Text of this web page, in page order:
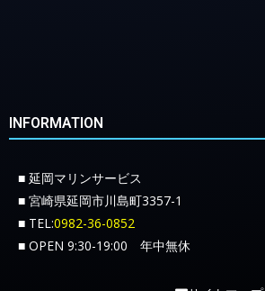
INFORMATION
■ 延岡マリンサービス
■ 宮崎県延岡市川島町3357-1
■ TEL:0982-36-0852
■ OPEN 9:30-19:00 年中無休